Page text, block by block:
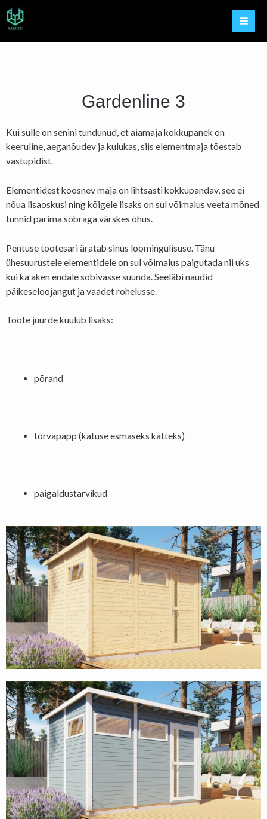
Gardenline 3
Kui sulle on senini tundunud, et aiamaja kokkupanek on
keeruline, aeganõudev ja kulukas, siis elementmaja tõestab
vastupidist.
Elementidest koosnev maja on lihtsasti kokkupandav, see ei
nõua lisaoskusi ning kõigele lisaks on sul võimalus veeta mõned
tunnid parima sõbraga värskes õhus.
Pentuse tootesari äratab sinus loomingulisuse. Tänu
ühesuurustele elementidele on sul võimalus paigutada nii uks
kui ka aken endale sobivasse suunda. Seeläbi naudid
päikeseloojangut ja vaadet rohelusse.
Toote juurde kuulub lisaks:
põrand
tõrvapapp (katuse esmaseks katteks)
paigaldustarvikud